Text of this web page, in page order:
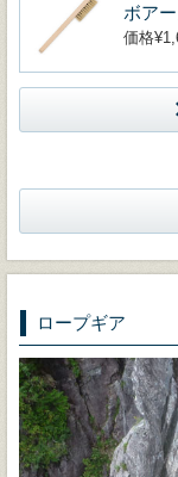
ボア
価格
ロープギア